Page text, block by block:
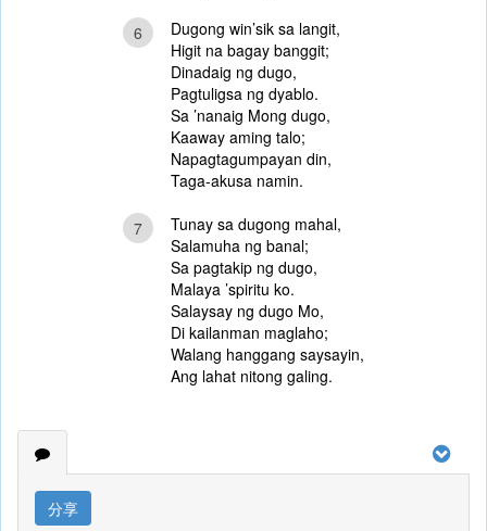
6
Dugong win’sik sa langit,
Higit na bagay banggit;
Dinadaig ng dugo,
Pagtuligsa ng dyablo.
Sa ’nanaig Mong dugo,
Kaaway aming talo;
Napagtagumpayan din,
Taga-akusa namin.
7
Tunay sa dugong mahal,
Salamuha ng banal;
Sa pagtakip ng dugo,
Malaya ’spiritu ko.
Salaysay ng dugo Mo,
Di kailanman maglaho;
Walang hanggang saysayin,
Ang lahat nitong galing.
分享